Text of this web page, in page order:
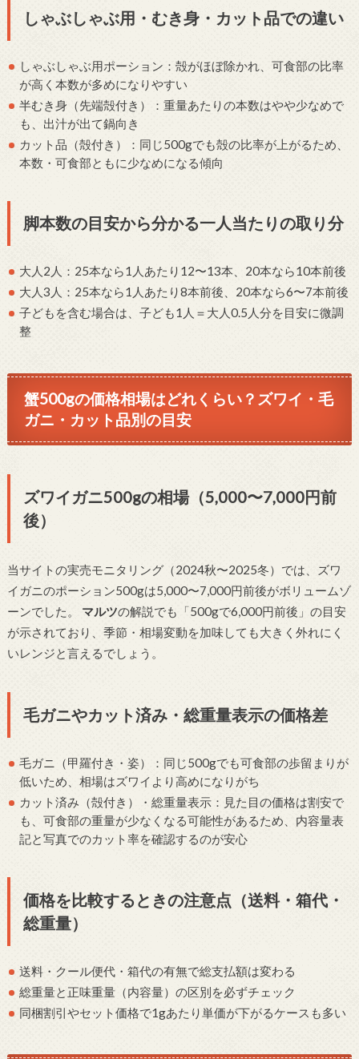
しゃぶしゃぶ用・むき身・カット品での違い
しゃぶしゃぶ用ポーション：殻がほぼ除かれ、可食部の比率
が高く本数が多めになりやすい
半むき身（先端殻付き）：重量あたりの本数はやや少なめで
も、出汁が出て鍋向き
カット品（殻付き）：同じ500gでも殻の比率が上がるため、
本数・可食部ともに少なめになる傾向
脚本数の目安から分かる一人当たりの取り分
大人2人：25本なら1人あたり12〜13本、20本なら10本前後
大人3人：25本なら1人あたり8本前後、20本なら6〜7本前後
子どもを含む場合は、子ども1人＝大人0.5人分を目安に微調
整
蟹500gの価格相場はどれくらい？ズワイ・毛
ガニ・カット品別の目安
ズワイガニ500gの相場（5,000〜7,000円前
後）
当サイトの実売モニタリング（2024秋〜2025冬）では、ズワ
イガニのポーション500gは5,000〜7,000円前後がボリュームゾ
ーンでした。 マルツの解説でも「500gで6,000円前後」の目安
が示されており、季節・相場変動を加味しても大きく外れにく
いレンジと言えるでしょう。
毛ガニやカット済み・総重量表示の価格差
毛ガニ（甲羅付き・姿）：同じ500gでも可食部の歩留まりが
低いため、相場はズワイより高めになりがち
カット済み（殻付き）・総重量表示：見た目の価格は割安で
も、可食部の重量が少なくなる可能性があるため、内容量表
記と写真でのカット率を確認するのが安心
価格を比較するときの注意点（送料・箱代・
総重量）
送料・クール便代・箱代の有無で総支払額は変わる
総重量と正味重量（内容量）の区別を必ずチェック
同梱割引やセット価格で1gあたり単価が下がるケースも多い